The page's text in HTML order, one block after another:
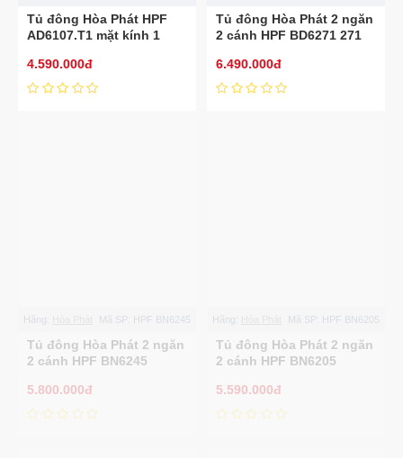
Tủ đông Hòa Phát HPF
AD6107.T1 mặt kính 1
4.590.000đ
Tủ đông Hòa Phát 2 ngăn
2 cánh HPF BD6271 271
6.490.000đ
Hãng: Mã SP: HPF BN6245
Tủ đông Hòa Phát 2 ngăn
2 cánh HPF BN6245
5.800.000đ
Hãng: Mã SP: HPF BN6205
Tủ đông Hòa Phát 2 ngăn
2 cánh HPF BN6205
5.590.000đ